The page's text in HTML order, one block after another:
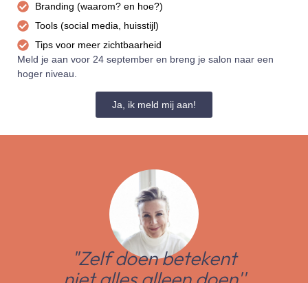
Branding (waarom? en hoe?)
Tools (social media, huisstijl)
Tips voor meer zichtbaarheid
Meld je aan voor 24 september en breng je salon naar een
hoger niveau.
Ja, ik meld mij aan!
"Zelf doen betekent